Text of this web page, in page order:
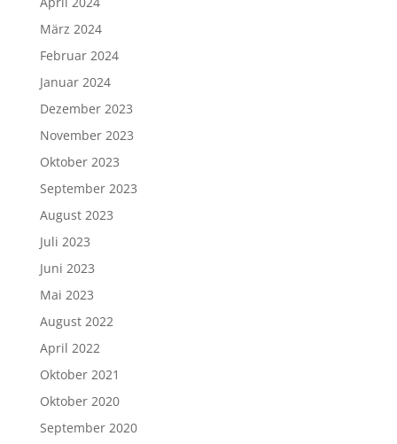
März 2024
Februar 2024
Januar 2024
Dezember 2023
November 2023
Oktober 2023
September 2023
August 2023
Juli 2023
Juni 2023
Mai 2023
August 2022
April 2022
Oktober 2021
Oktober 2020
September 2020